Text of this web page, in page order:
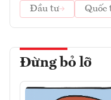
Đầu tư
Quốc
Đừng bỏ lỡ